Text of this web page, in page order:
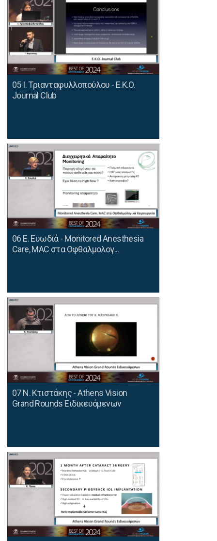
05 Ι. Τριανταφυλλοπούλου - E.K.O.
Journal Club
06 Ε. Ευωδιά - Monitored Anesthesia
Care, MAC στα Οφθαλμολογ...
07 Ν. Κτιστάκης - Athens Vision
Grand Rounds Ειδικευόμενων